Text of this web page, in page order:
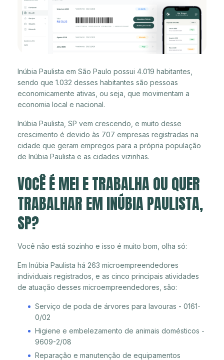
Inúbia Paulista em São Paulo possui 4.019 habitantes,
sendo que 1.032 desses habitantes são pessoas
economicamente ativas, ou seja, que movimentam a
economia local e nacional.
Inúbia Paulista, SP vem crescendo, e muito desse
crescimento é devido às 707 empresas registradas na
cidade que geram empregos para a própria população
de Inúbia Paulista e as cidades vizinhas.
VOCÊ É MEI E TRABALHA OU QUER
TRABALHAR EM INÚBIA PAULISTA,
SP?
Você não está sozinho e isso é muito bom, olha só:
Em Inúbia Paulista há 263 microempreendedores
individuais registrados, e as cinco principais atividades
de atuação desses microempreendedores, são:
Serviço de poda de árvores para lavouras - 0161-
0/02
Higiene e embelezamento de animais domésticos -
9609-2/08
Reparação e manutenção de equipamentos